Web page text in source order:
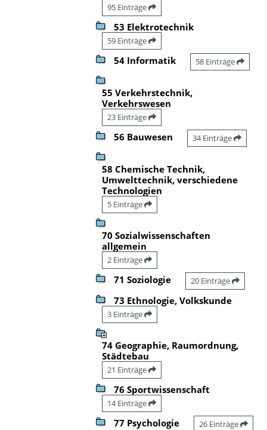
95 Einträge
53 Elektrotechnik
59 Einträge
54 Informatik 58 Einträge
55 Verkehrstechnik,
Verkehrswesen
23 Einträge
56 Bauwesen 34 Einträge
58 Chemische Technik,
Umwelttechnik, verschiedene
Technologien
5 Einträge
70 Sozialwissenschaften
allgemein
2 Einträge
71 Soziologie 20 Einträge
73 Ethnologie, Volkskunde
3 Einträge
74 Geographie, Raumordnung,
Städtebau
21 Einträge
76 Sportwissenschaft
14 Einträge
77 Psychologie 26 Einträge